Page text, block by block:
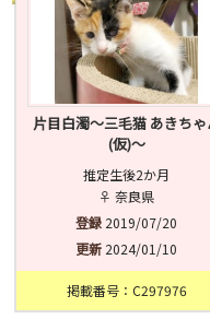
片目白濁〜三毛猫 あきちゃ
(仮)〜
推定生後2か月
♀ 奈良県
登録 2019/07/20
更新 2024/01/10
掲載番号：C297976